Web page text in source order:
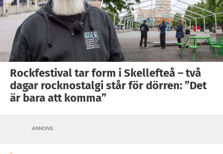
Rockfestival tar form i Skellefteå – två
dagar rocknostalgi står för dörren: ”Det
är bara att komma”
ANNONS